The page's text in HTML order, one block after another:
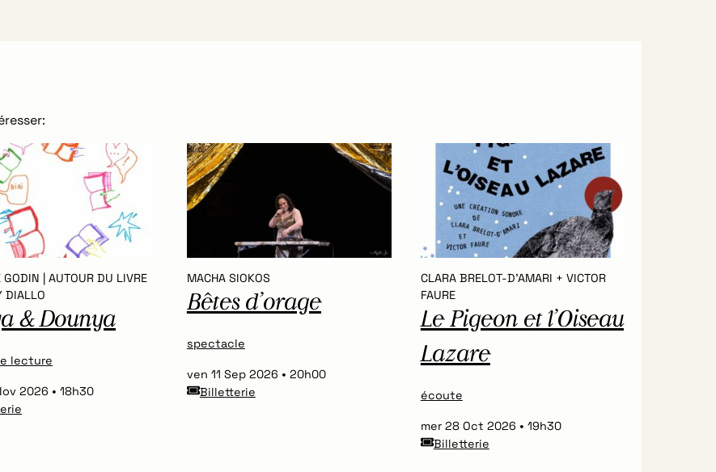
GODIN | AUTOUR DU LIVRE
DIALLO
& Dounya
lecture
2026
18h30
MACHA SIOKOS
Bêtes d’orage
spectacle
ven 11 Sep 2026
20h00
Billetterie
CLARA BRELOT-D’AMARI + VICTOR
FAURE
Le Pigeon et l’Oiseau
Lazare
écoute
mer 28 Oct 2026
19h30
Billetterie